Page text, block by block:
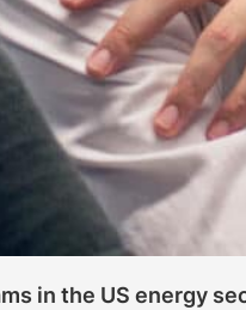
in the US energy